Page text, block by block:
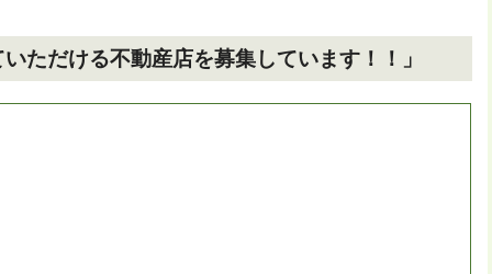
ただける不動産店を募集しています！！」